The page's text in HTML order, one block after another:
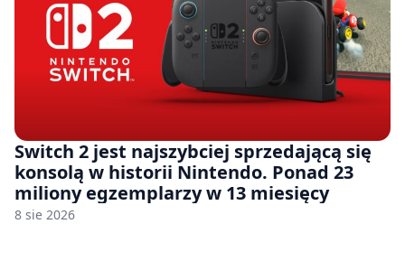
Switch 2 jest najszybciej sprzedającą się
konsolą w historii Nintendo. Ponad 23
miliony egzemplarzy w 13 miesięcy
8 sie 2026